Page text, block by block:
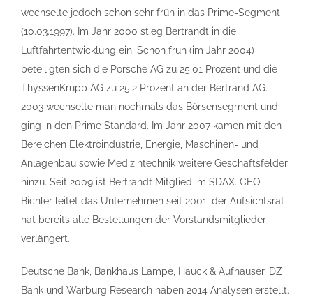
wechselte jedoch schon sehr früh in das Prime-Segment
(10.03.1997). Im Jahr 2000 stieg Bertrandt in die
Luftfahrtentwicklung ein. Schon früh (im Jahr 2004)
beteiligten sich die Porsche AG zu 25,01 Prozent und die
ThyssenKrupp AG zu 25,2 Prozent an der Bertrand AG.
2003 wechselte man nochmals das Börsensegment und
ging in den Prime Standard. Im Jahr 2007 kamen mit den
Bereichen Elektroindustrie, Energie, Maschinen- und
Anlagenbau sowie Medizintechnik weitere Geschäftsfelder
hinzu. Seit 2009 ist Bertrandt Mitglied im SDAX. CEO
Bichler leitet das Unternehmen seit 2001, der Aufsichtsrat
hat bereits alle Bestellungen der Vorstandsmitglieder
verlängert.
Deutsche Bank, Bankhaus Lampe, Hauck & Aufhäuser, DZ
Bank und Warburg Research haben 2014 Analysen erstellt.